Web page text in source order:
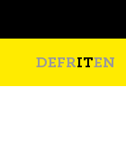
DEFRITEN